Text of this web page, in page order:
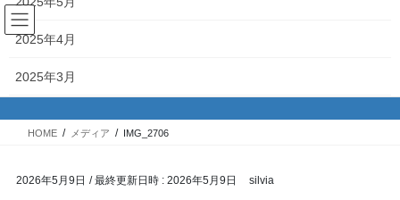
コ
ン
へ
ス
ナ
ビ
ョ
ン
HOME メディア IMG_2706
2026年5月9日 / 最終更新日時 : 2026年5月9日 silvia
2025年4月
2025年3月
2024年12月